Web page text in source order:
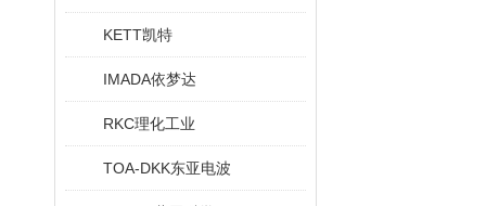
KETT凯特
IMADA依梦达
RKC理化工业
TOA-DKK东亚电波